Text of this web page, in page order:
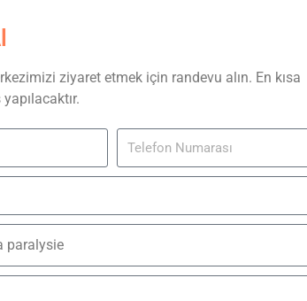
ziyaret etmek için randevu alın. En kısa